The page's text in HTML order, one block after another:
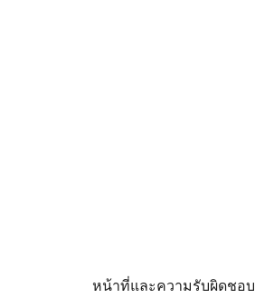
หน้าที่และความรับผิดชอบ